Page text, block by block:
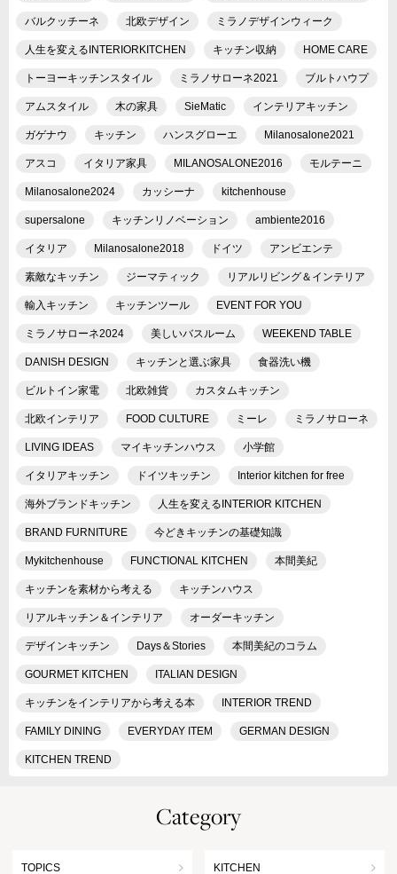
バルクッチーネ 北欧デザイン ミラノデザインウィーク
人生を変えるINTERIORKITCHEN キッチン収納 HOME CARE
トーヨーキッチンスタイル ミラノサローネ2021 ブルトハウプ
アムスタイル 木の家具 SieMatic インテリアキッチン
ガゲナウ キッチン ハンスグローエ Milanosalone2021
アスコ イタリア家具 MILANOSALONE2016 モルテーニ
Milanosalone2024 カッシーナ kitchenhouse
supersalone キッチンリノベーション ambiente2016
イタリア Milanosalone2018 ドイツ アンビエンテ
素敵なキッチン ジーマティック リアルリビング＆インテリア
輸入キッチン キッチンツール EVENT FOR YOU
ミラノサローネ2024 美しいバスルーム WEEKEND TABLE
DANISH DESIGN キッチンと選ぶ家具 食器洗い機
ビルトイン家電 北欧雑貨 カスタムキッチン
北欧インテリア FOOD CULTURE ミーレ ミラノサローネ
LIVING IDEAS マイキッチンハウス 小学館
イタリアキッチン ドイツキッチン Interior kitchen for free
海外ブランドキッチン 人生を変えるINTERIOR KITCHEN
BRAND FURNITURE 今どきキッチンの基礎知識
Mykitchenhouse FUNCTIONAL KITCHEN 本間美紀
キッチンを素材から考える キッチンハウス
リアルキッチン＆インテリア オーダーキッチン
デザインキッチン Days＆Stories 本間美紀のコラム
GOURMET KITCHEN ITALIAN DESIGN
キッチンをインテリアから考える本 INTERIOR TREND
FAMILY DINING EVERYDAY ITEM GERMAN DESIGN
KITCHEN TREND
Category
TOPICS KITCHEN